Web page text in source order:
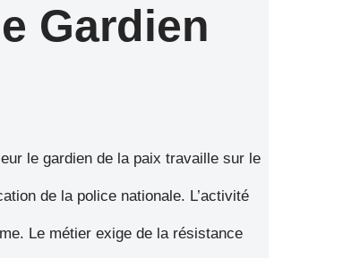
Gardien
le gardien de la paix travaille sur le
de la police nationale. L’activité
Le métier exige de la résistance